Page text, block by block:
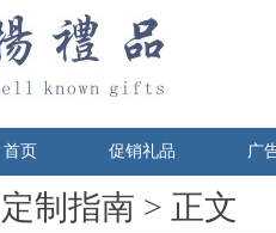
首页 促销礼品 广
定制指南 > 正文